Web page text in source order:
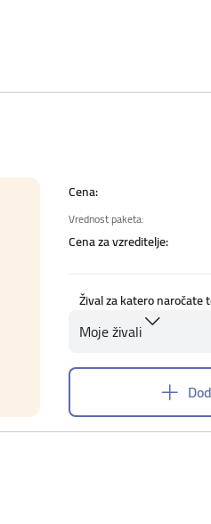
Cena:
Vrednost paketa:
Cena za vzreditelje:
Žival za katero naročate
Moje živali